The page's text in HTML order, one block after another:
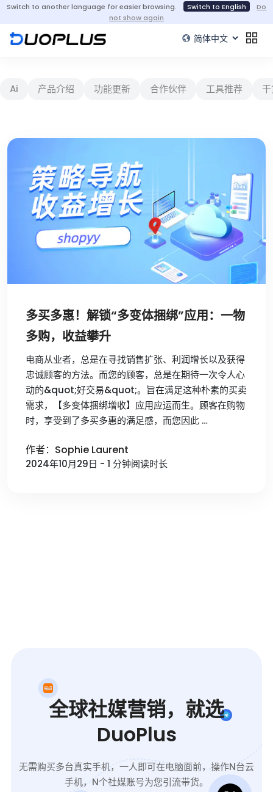
Switch to another language for easier browsing. Switch to English
Do
not show again
Ai 产品介绍 功能更新 合作伙伴 工具推荐
多买多惠！解锁“多变体捆绑”应用：一物
多购，收益攀升
电商从业者，总是在寻找销售扩张、利润增长以及获得
忠诚顾客的方法。而您的顾客，总是在期待一次令人心
动的&quot;好交易&quot;。旨在满足这种朴素的买卖
需求，【多变体捆绑增收】应用应运而生。顾客在购物
时，享受到了多买多惠的满足感，而您因此 …
作者：Sophie Laurent
2024年10月29日 - 1 分钟阅读时长
全球社媒营销，就选
DuoPlus
无需购买多台真实手机，一人即可在电脑面前，操作N台云
手机，N个社媒账号为您引流带货。